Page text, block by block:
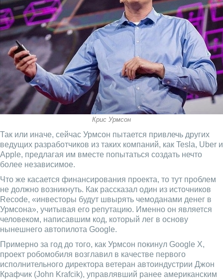
Крис Урмсон
Так или иначе, сейчас Урмсон пытается привлечь других
ведущих разработчиков из таких компаний, как Tesla, Uber и
Apple, предлагая им вместе попытаться создать нечто
более независимое.
Что же касается финансирования проекта, то тут проблем
не должно возникнуть. Как рассказал один из источников
Recode, «инвесторы будут швырять чемоданами денег в
Урмсона», учитывая его репутацию. Именно он является
человеком, написавшим код, который лег в основу
нынешнего автопилота Google.
Примерно за год до того, как Урмсон покинул Google X,
проект робомобиля возглавил в качестве первого
исполнительного директора ветеран автоиндустрии Джон
Крафчик (John Krafcik), управлявший ранее американским